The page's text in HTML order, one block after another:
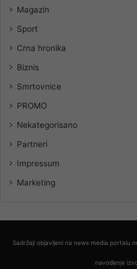
Magazin
Sport
Crna hronika
Biznis
Smrtovnice
PROMO
Nekategorisano
Partneri
Impressum
Marketing
Sadržaji objavljeni na news media portalu
navođenje